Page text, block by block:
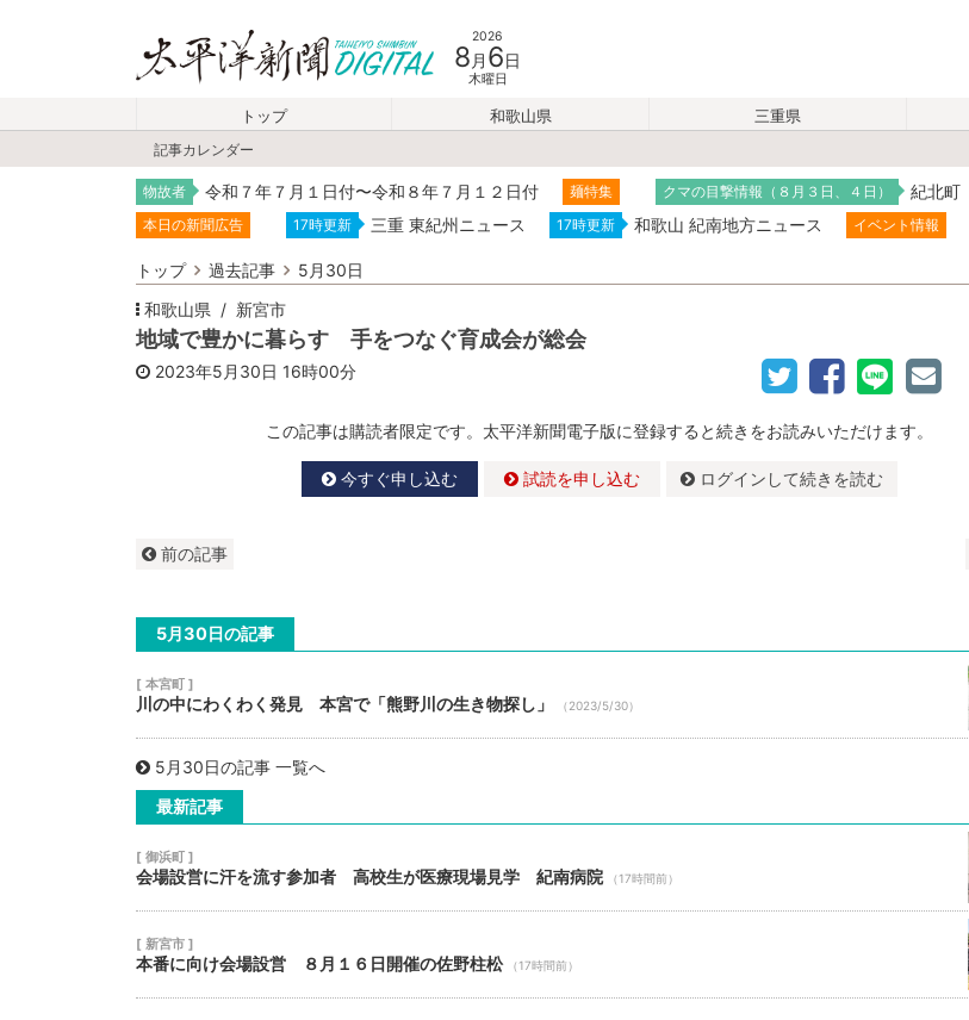
2026
8 月 6日
木曜日
トップ 和歌山県 三重県
記事カレンダー
物故者 令和７年７月１日付〜令和８年７月１２日付 麺特集 クマの目撃情報（８月３日、４日） 紀北町
本日の新聞広告 17時更新 三重 東紀州ニュース 17時更新 和歌山 紀南地方ニュース イベント情報
トップ 過去記事
5月30日
和歌山県
新宮市
地域で豊かに暮らす 手をつなぐ育成会が総会
2023年5月30日 16時00分
この記事は購読者限定です。太平洋新聞電子版に登録すると続きをお読みいただけます。
今すぐ申し込む 試読を申し込む ログインして続きを読む
前の記事
5月30日の記事
[ 本宮町 ]
川の中にわくわく発見 本宮で「熊野川の生き物探し」 （2023/5/30）
5月30日の記事 一覧へ
最新記事
[ 御浜町 ]
会場設営に汗を流す参加者 高校生が医療現場見学 紀南病院 （17時間前）
[ 新宮市 ]
本番に向け会場設営 ８月１６日開催の佐野柱松 （17時間前）